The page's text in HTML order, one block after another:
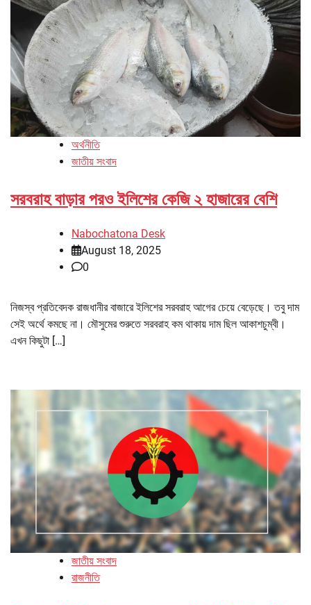
অর্থনীতি
জাতীয় সংবাদ
সরবরাহ বাড়ার পরও ইলিশের কেজি ২ হাজারের বেশি
Nabochatona Desk
August 18, 2025
0
নিজস্ব প্রতিবেদক রাজধানীর বাজারে ইলিশের সরবরাহ আগের চেয়ে বেড়েছে। তবু দাম
সেই অর্থে কমছে না। মৌসুমের শুরুতে সরবরাহ কম থাকায় দাম ছিল আকাশচুম্বী।
এখন কিছুটা […]
জাতীয় সংবাদ
রাজনীতি